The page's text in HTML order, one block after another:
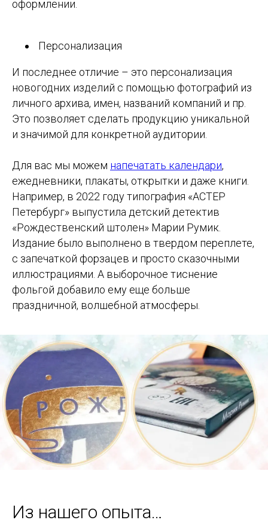
оформлении.
Персонализация
И последнее отличие – это персонализация
новогодних изделий с помощью фотографий из
личного архива, имен, названий компаний и пр.
Это позволяет сделать продукцию уникальной
и значимой для конкретной аудитории.
Для вас мы можем напечатать календари,
ежедневники, плакаты, открытки и даже книги.
Например, в 2022 году типография «АСТЕР
Петербург» выпустила детский детектив
«Рождественский штолен» Марии Румик.
Издание было выполнено в твердом переплете,
с запечаткой форзацев и просто сказочными
иллюстрациями. А выборочное тиснение
фольгой добавило ему еще больше
праздничной, волшебной атмосферы.
Из нашего опыта…